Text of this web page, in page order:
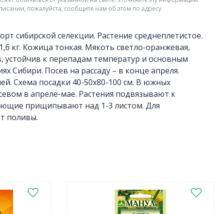
пожалуйста, сообщите нам об этом по адресу
сибирской селекции. Растение среднеплетистое.
кг. Кожица тонкая. Мякоть светло-оранжевая,
устойчив к перепадам температур и основным
Сибири. Посев на рассаду – в конце апреля.
Схема посадки 40-50х80-100 см. В южных
в апреле-мае. Растения подвязывают к
прищипывают над 1-3 листом. Для
поливы.